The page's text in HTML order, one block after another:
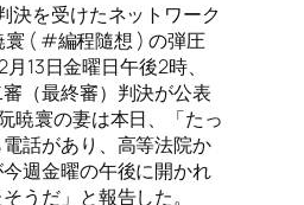
決を受けたネットワーク
( #編程隨想 ) の弾圧
13日金曜日午後2時、
（最終審）判決が公表
暁寰の妻は本日、「たっ
話があり、高等法院か
週金曜の午後に開かれ
うだ」と報告した。